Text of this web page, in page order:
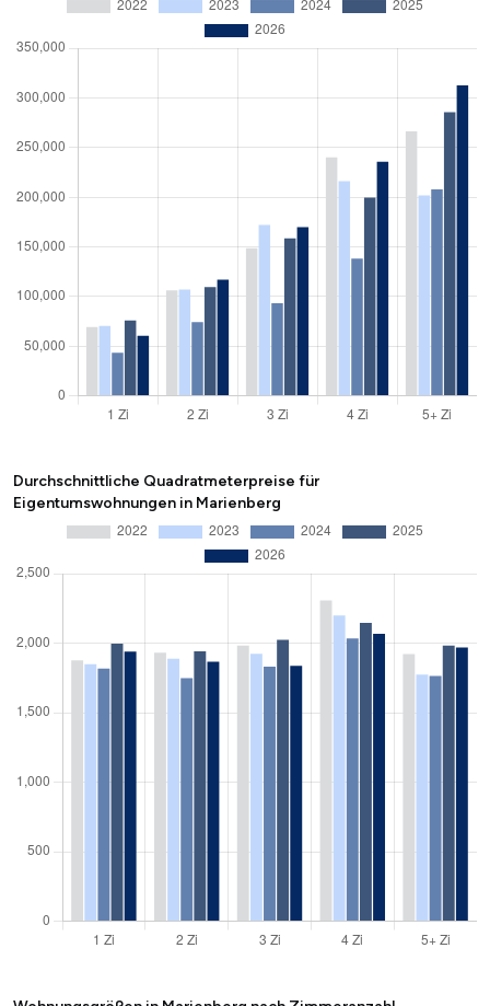
Durchschnittliche Quadratmeterpreise für
Eigentumswohnungen in Marienberg